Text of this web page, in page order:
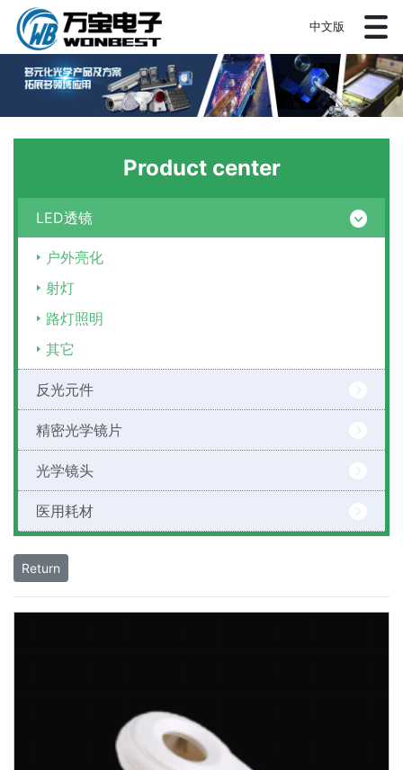
中文版
Product center
LED透镜
户外亮化
射灯
路灯照明
其它
反光元件
精密光学镜片
光学镜头
医用耗材
Return